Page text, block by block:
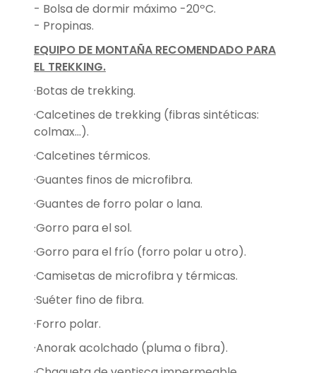
- Bolsa de dormir máximo -20ºC.
- Propinas.
EQUIPO DE MONTAÑA RECOMENDADO PARA
EL TREKKING.
·Botas de trekking.
·Calcetines de trekking (fibras sintéticas:
colmax...).
·Calcetines térmicos.
·Guantes finos de microfibra.
·Guantes de forro polar o lana.
·Gorro para el sol.
·Gorro para el frío (forro polar u otro).
·Camisetas de microfibra y térmicas.
·Suéter fino de fibra.
·Forro polar.
·Anorak acolchado (pluma o fibra).